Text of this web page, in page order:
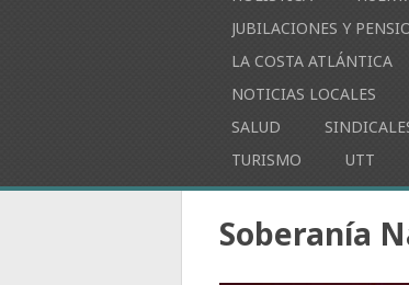
JUBILACIONES Y
LA COSTA ATLÁNTICA
NOTICIAS LOCALES
SALUD
TURISMO
UTT
Soberanía